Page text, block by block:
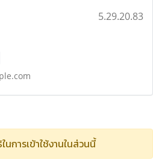
5.29.20.83
การเข้าใช้งานในส่วนนี้